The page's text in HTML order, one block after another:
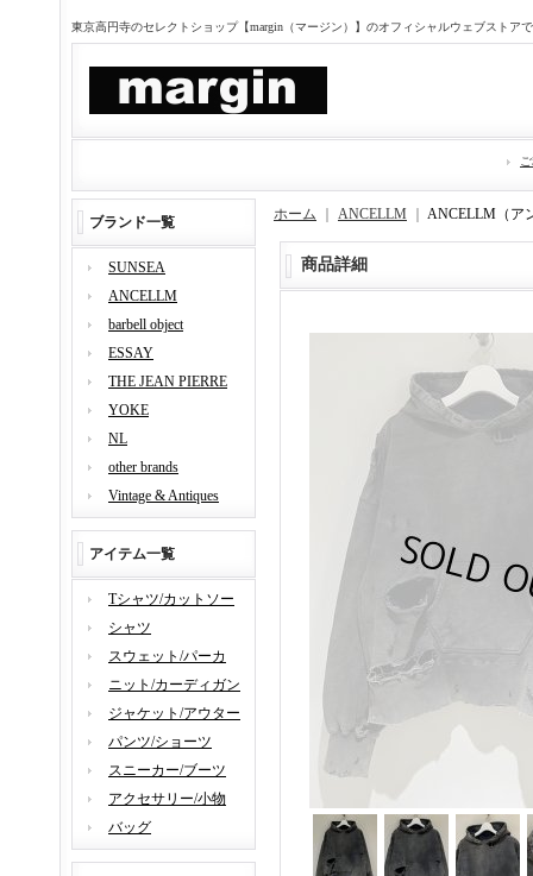
東京高円寺のセレクトショップ【margin（マージン）】のオフィシャルウェブストア
ブランド一覧
SUNSEA
ANCELLM
barbell object
ESSAY
THE JEAN PIERRE
YOKE
NL
other brands
Vintage & Antiques
アイテム一覧
Tシャツ/カットソー
シャツ
スウェット/パーカ
ニット/カーディガン
ジャケット/アウター
パンツ/ショーツ
スニーカー/ブーツ
アクセサリー/小物
バッグ
ホーム ANCELLM ANCELLM（ア
商品詳細